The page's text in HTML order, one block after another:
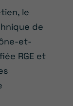
le
de
et-
RGE et